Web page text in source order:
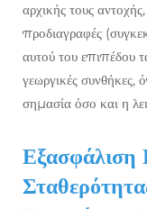
αρχικής τους
προδιαγραφές
αυτού του επιπέδου
γεωργικές συνθήκες,
σημασία όσο και η
Εξασφάλιση